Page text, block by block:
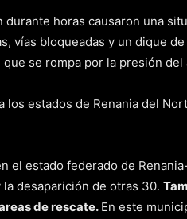
horas causaron una
vías bloqueadas y un dique
se rompa por la presión del
estados de Renania del
el estado federado de
desaparición de otras 30.
de rescate. En este